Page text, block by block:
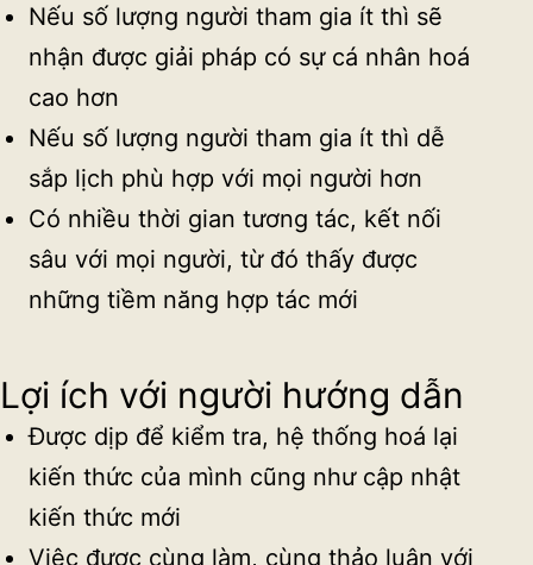
Nếu số lượng người tham gia ít thì sẽ
nhận được giải pháp có sự cá nhân hoá
cao hơn
Nếu số lượng người tham gia ít thì dễ
sắp lịch phù hợp với mọi người hơn
Có nhiều thời gian tương tác, kết nối
sâu với mọi người, từ đó thấy được
những tiềm năng hợp tác mới
Lợi ích với người hướng dẫn
Được dịp để kiểm tra, hệ thống hoá lại
kiến thức của mình cũng như cập nhật
kiến thức mới
Việc được cùng làm, cùng thảo luận với